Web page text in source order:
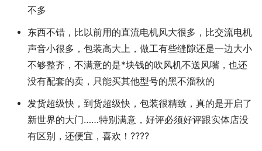
不多
东西不错，比以前用的直流电机风大很多，比交流电机
声音小很多，包装高大上，做工有些缝隙还是一边大小
不够整齐，不满意的是*块钱的吹风机不送风嘴，也还
没有配套的卖，只能买其他型号的黑不溜秋的
发货超级快，到货超级快，包装很精致，真的是开启了
新世界的大门……特别满意，好评必须好评跟实体店没
有区别，还便宜，喜欢！????